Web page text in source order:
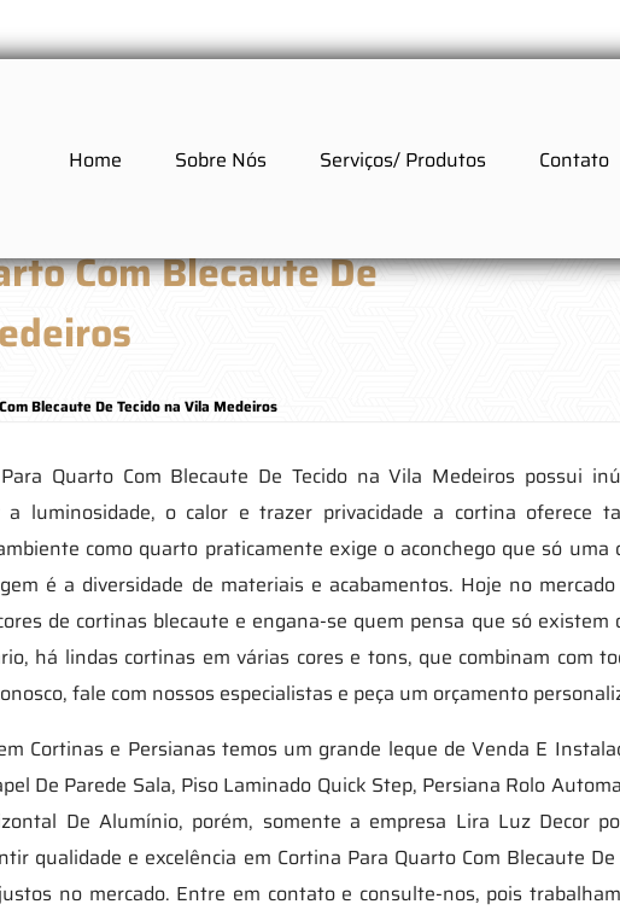
Home Sobre Nós Serviços/ Produtos Contato
Com Blecaute De
Blecaute De Tecido na Vila Medeiros
Quarto Com Blecaute De Tecido na Vila Medeiros possui
luminosidade, o calor e trazer privacidade a cortina oferece
como quarto praticamente exige o aconchego que só uma
é a diversidade de materiais e acabamentos. Hoje no
de cortinas blecaute e engana-se quem pensa que só existem
há lindas cortinas em várias cores e tons, que combinam com
fale com nossos especialistas e peça um orçamento
Cortinas e Persianas temos um grande leque de Venda E
De Parede Sala, Piso Laminado Quick Step, Persiana Rolo
De Alumínio, porém, somente a empresa Lira Luz Decor
qualidade e excelência em Cortina Para Quarto Com Blecaute De
no mercado. Entre em contato e consulte-nos, pois